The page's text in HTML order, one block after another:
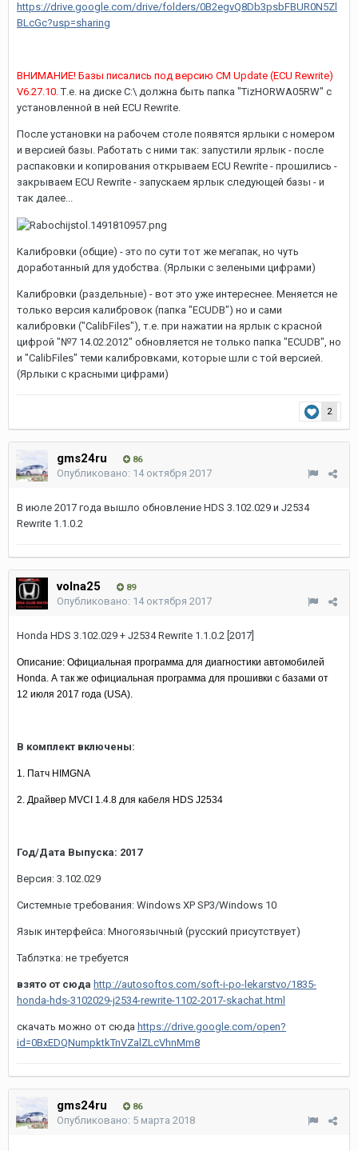
https://drive.google.com/drive/folders/0B2egvQ8Db3psbFBUR0N5Zl
BLcGc?usp=sharing
ВНИМАНИЕ! Базы писались под версию CM Update (ECU Rewrite)
V6.27.10.Т.е. на диске С:\ должна быть папка "TizHORWA05RW" с
установленной в ней ECU Rewrite.
После установки на рабочем столе появятся ярлыки с номером
и версией базы. Работать с ними так: запустили ярлык - после
распаковки и копирования открываем ECU Rewrite - прошились -
закрываем ECU Rewrite - запускаем ярлык следующей базы - и
так далее...
Калибровки (общие) - это по сути тот же мегапак, но чуть
доработанный для удобства. (Ярлыки с зелеными цифрами)
Калибровки (раздельные) - вот это уже интереснее. Меняется не
только версия калибровок (папка "ECUDB") но и сами
калибровки ("CalibFiles"), т.е. при нажатии на ярлык с красной
цифрой "№7 14.02.2012" обновляется не только папка "ECUDB", но
и "CalibFiles" теми калибровками, которые шли с той версией.
(Ярлыки с красными цифрами)
2
gms24ru 86
Опубликовано: 14 октября 2017
В июле 2017 года вышло обновление HDS 3.102.029 и J2534
Rewrite 1.1.0.2
volna25 89
Опубликовано: 14 октября 2017
Honda HDS 3.102.029 + J2534 Rewrite 1.1.0.2 [2017]
Описание: Официальная программа для диагностики автомобилей
Honda. А так же официальная программа для прошивки с базами от
12 июля 2017 года (USA).
В комплект включены:
1. Патч HIMGNA
2. Драйвер MVCI 1.4.8 для кабеля HDS J2534
Год/Дата Выпуска: 2017
Версия: 3.102.029
Системные требования: Windows XP SP3/Windows 10
Язык интерфейса: Многоязычный (русский присутствует)
Таблэтка: не требуется
взято от сюда http://autosoftos.com/soft-i-po-lekarstvo/1835-
honda-hds-3102029-j2534-rewrite-1102-2017-skachat.html
скачать можно от сюда https://drive.google.com/open?
id=0BxEDQNumpktkTnVZalZLcVhnMm8
gms24ru 86
Опубликовано: 5 марта 2018